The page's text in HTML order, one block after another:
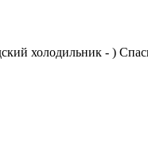
холодильник - )